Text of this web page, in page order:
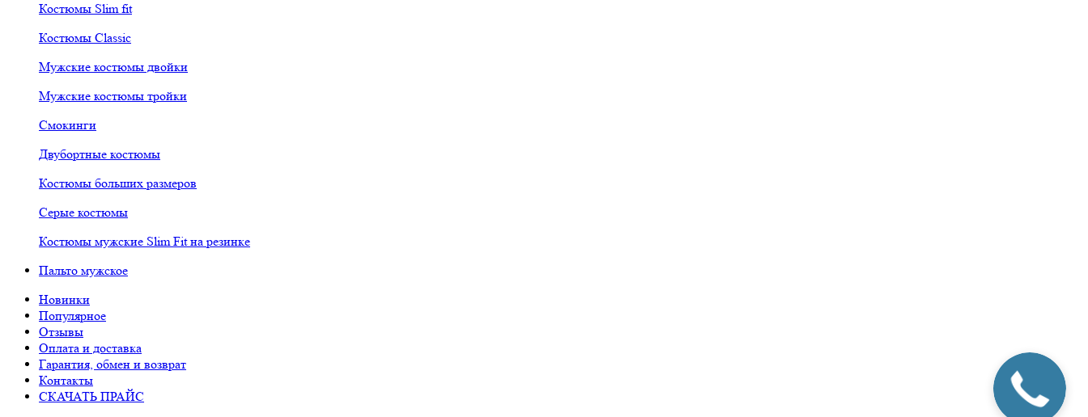
Костюмы Slim fit
Костюмы Classic
Мужские костюмы двойки
Мужские костюмы тройки
Смокинги
Двубортные костюмы
Костюмы больших размеров
Серые костюмы
Костюмы мужские Slim Fit на резинке
Пальто мужское
Новинки
Популярное
Отзывы
Оплата и доставка
Гарантия, обмен и возврат
Контакты
СКАЧАТЬ ПРАЙС